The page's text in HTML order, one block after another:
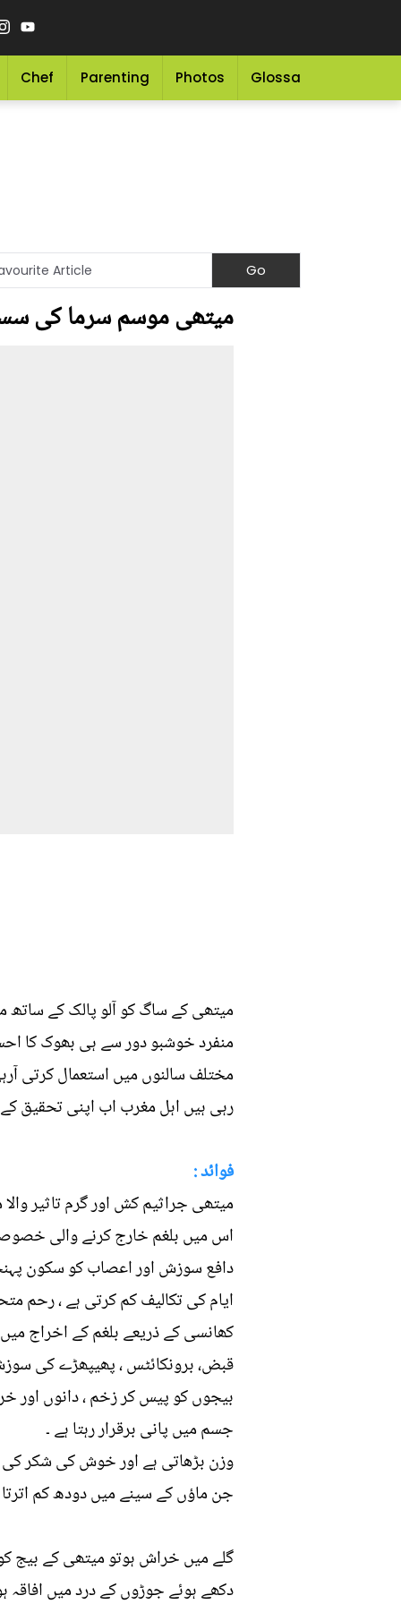
Chef Parenting Photos Glossary
میتھی موسم سرما کی
میتھی کے ساگ کو آلو پالک کے ساتھ
منفرد خوشبو دور سے ہی بھوک کا
مختلف سالنوں میں استعمال کرتی
رہی ہیں اہل مغرب اب اپنی تحقیق
فوائد :
میتھی جراثیم کش اور گرم تاثیر
اس میں بلغم خارج کرنے والی
دافع سوزش اور اعصاب کو سکون
ایام کی تکالیف کم کرتی ہے ، رحم
کھانسی کے ذریعے بلغم کے اخراج
قبض، برونکائٹس ، پھیپھڑے کی
بیجوں کو پیس کر زخم ، دانوں اور
جسم میں پانی برقرار رہتا ہے ۔
وزن بڑھاتی ہے اور خوش کی شکر
جن ماؤں کے سینے میں دودھ کم
گلے میں خراش ہوتو میتھی کے بیج
دکھے ہوئے جوڑوں کے درد میں افاقہ